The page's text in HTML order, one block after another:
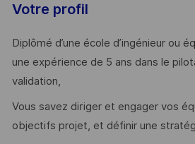
Votre profil
Diplômé d’une école d’ingénieur ou
une expérience de 5 ans dans le
validation,
Vous savez diriger et engager vos
objectifs projet, et définir une